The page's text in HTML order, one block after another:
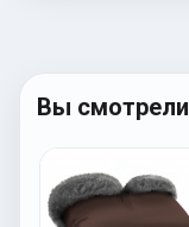
Вы смотрели